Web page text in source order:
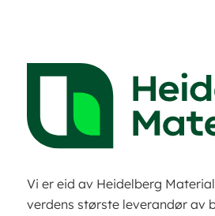
Vi er eid av Heidelberg
verdens største leverandør av